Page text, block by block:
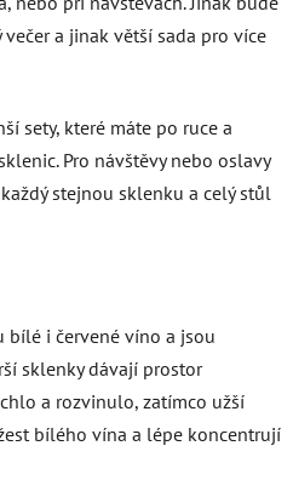
a jinak větší sada pro více
sety, které máte po ruce a
Pro návštěvy nebo oslavy
stejnou sklenku a celý stůl
bílé i červené víno a jsou
sklenky dávají prostor
a rozvinulo, zatímco užší
bílého vína a lépe koncentrují